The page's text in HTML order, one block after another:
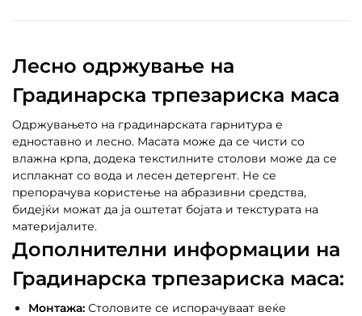
Лесно одржување на
Градинарска трпезариска маса
Одржувањето на градинарската гарнитура е
едноставно и лесно. Масата може да се чисти со
влажна крпа, додека текстилните столови може да се
исплакнат со вода и лесен детергент. Не се
препорачува користење на абразивни средства,
бидејќи можат да ја оштетат бојата и текстурата на
материјалите.
Дополнителни информации на
Градинарска трпезариска маса:
Монтажа: Столовите се испорачуваат веќе